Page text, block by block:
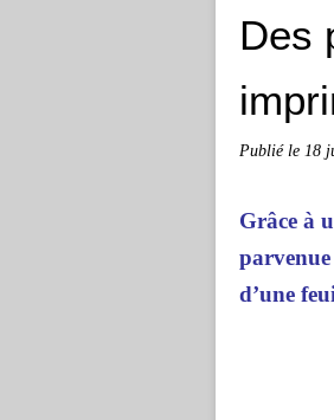
Des
Publié le 18
Grâce à
d’une